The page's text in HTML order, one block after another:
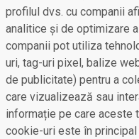
profilul dvs. cu companii
analitice și de optimizare
companii pot utiliza
uri, tag-uri pixel, balize
de publicitate) pentru a
care vizualizează sau
informație pe care aceste
cookie-uri este în